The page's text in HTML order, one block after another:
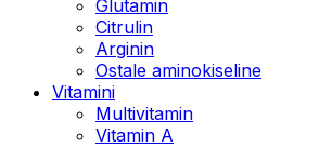
Glutamin
Citrulin
Arginin
Ostale aminokiseline
Vitamini
Multivitamin
Vitamin A